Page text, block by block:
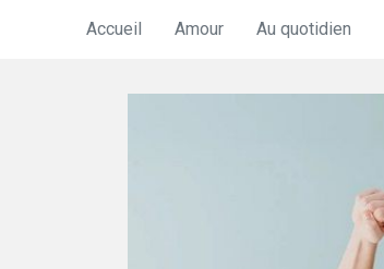
Accueil Amour Au quotidien